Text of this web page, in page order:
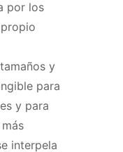
por los
y
para
y para
interpela